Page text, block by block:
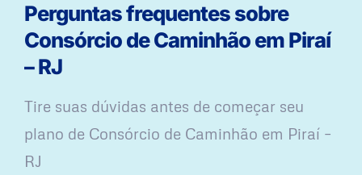
Perguntas frequentes sobre
Consórcio de Caminhão em Piraí
– RJ
Tire suas dúvidas antes de começar seu
plano ​de Consórcio de Caminhão em Piraí –
RJ